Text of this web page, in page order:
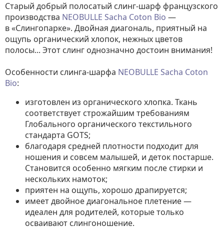
Старый добрый полосатый слинг-шарф французского
производства NEOBULLE Sacha Coton Bio —
в «Слингопарке». Двойная диагональ, приятный на
ощупь органический хлопок, нежных цветов
полосы... Этот слинг однозначно достоин внимания!
Особенности слинга-шарфа NEOBULLE Sacha Coton
Bio:
изготовлен из органического хлопка. Ткань
соответствует строжайшим требованиям
Глобального органического текстильного
стандарта GOTS;
благодаря средней плотности подходит для
ношения и совсем малышей, и деток постарше.
Становится особенно мягким после стирки и
нескольких намоток;
приятен на ощупь, хорошо драпируется;
имеет двойное диагональное плетение —
идеален для родителей, которые только
осваивают слингоношение.